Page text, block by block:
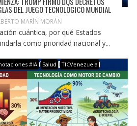
DEL JUEGO TECNOLÓGICO MUNDIAL
MARÍN MORÁN
cuántica, por qué Estados
como prioridad nacional y...
#IA Salud TICVenezuela